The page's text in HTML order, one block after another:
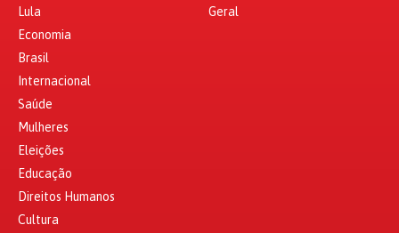
Lula
Economia
Brasil
Internacional
Saúde
Mulheres
Eleições
Educação
Direitos Humanos
Cultura
Geral